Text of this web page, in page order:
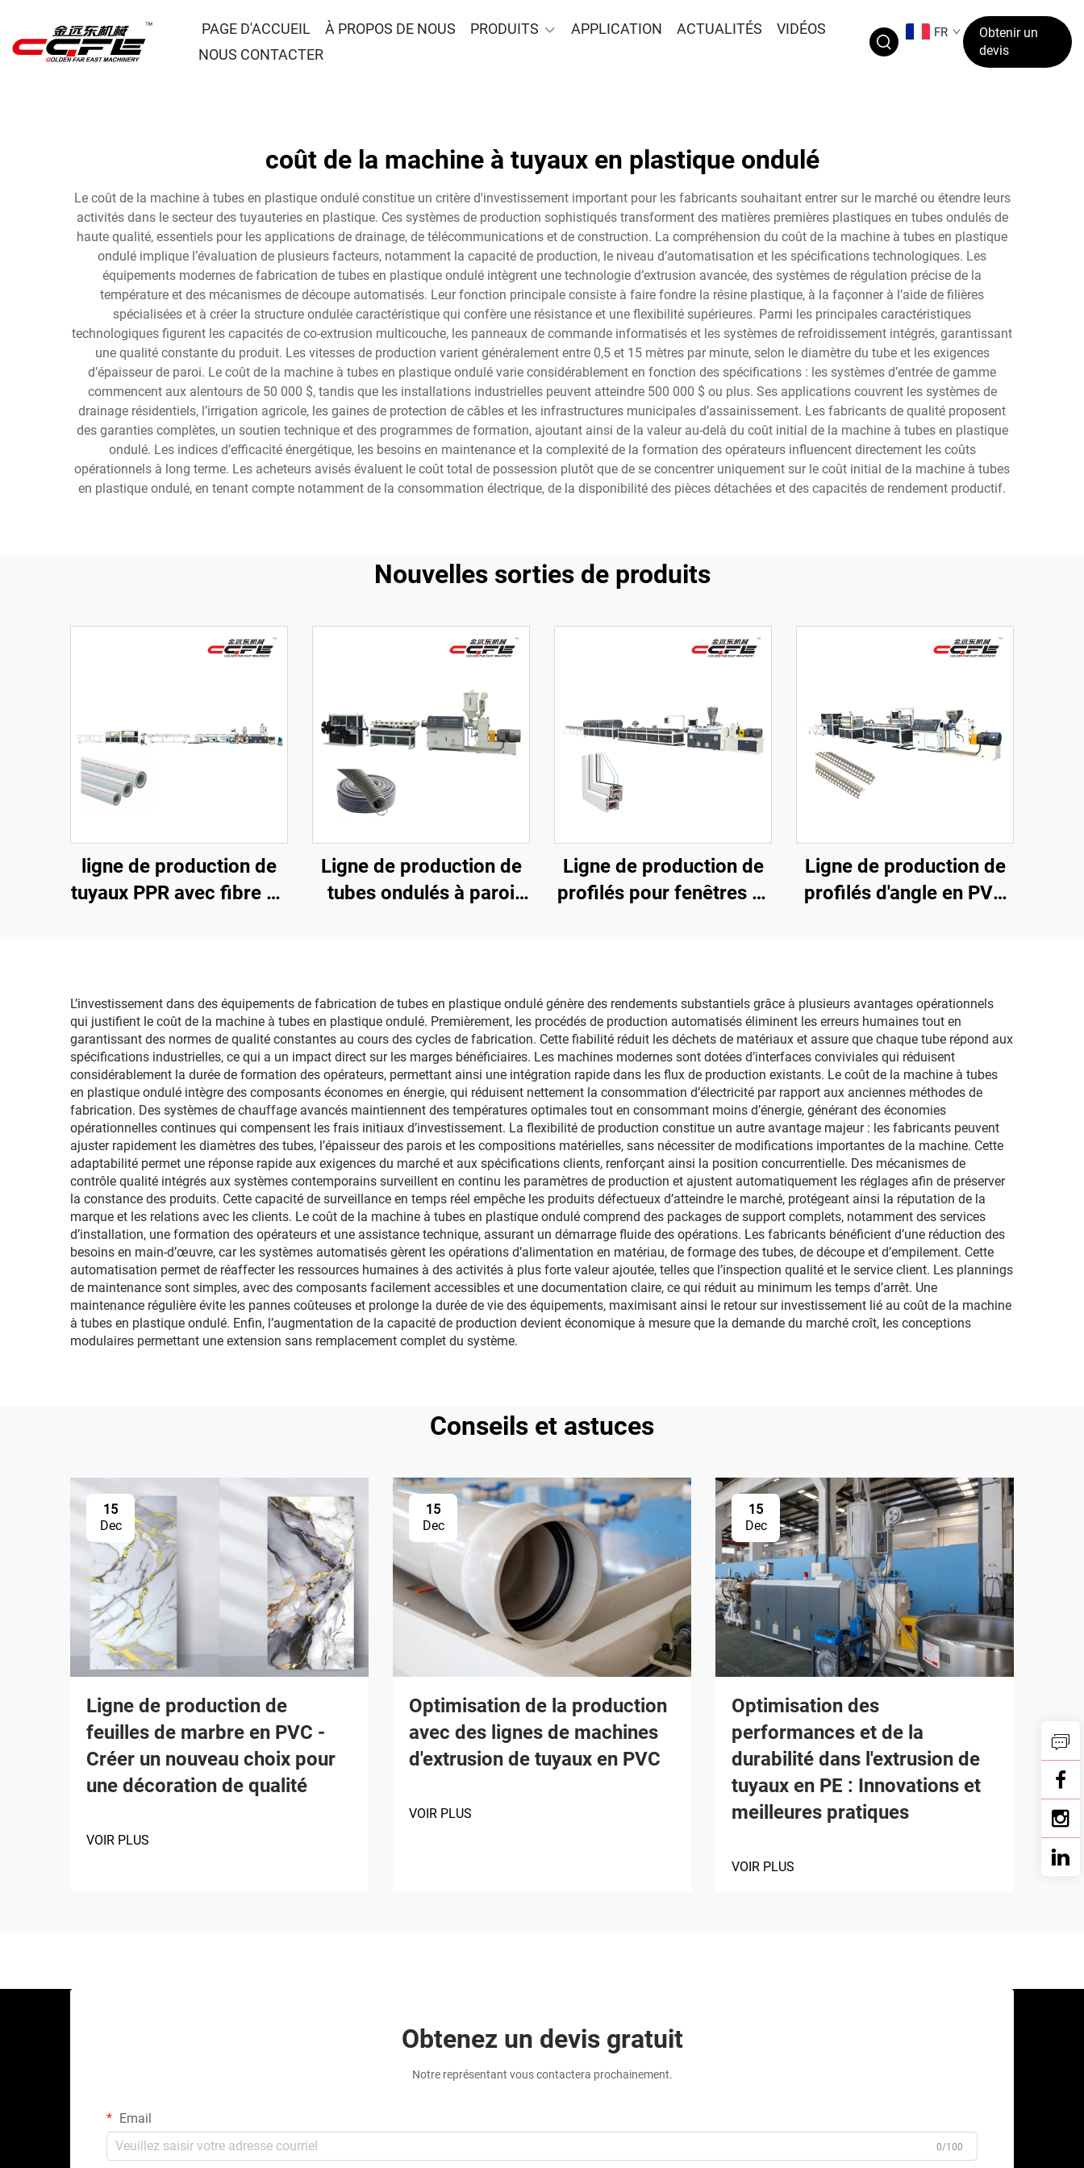
PAGE D'ACCUEIL À PROPOS DE NOUS PRODUITS APPLICATION ACTUALITÉS
VIDÉOS
NOUS CONTACTER
FR
Obtenir un
devis
coût de la machine à tuyaux en plastique ondulé
Le coût de la machine à tubes en plastique ondulé constitue un critère d'investissement important pour les fabricants souhaitant entrer sur le marché ou étendre leurs
activités dans le secteur des tuyauteries en plastique. Ces systèmes de production sophistiqués transforment des matières premières plastiques en tubes ondulés de
haute qualité, essentiels pour les applications de drainage, de télécommunications et de construction. La compréhension du coût de la machine à tubes en plastique
ondulé implique l’évaluation de plusieurs facteurs, notamment la capacité de production, le niveau d’automatisation et les spécifications technologiques. Les
équipements modernes de fabrication de tubes en plastique ondulé intègrent une technologie d’extrusion avancée, des systèmes de régulation précise de la
température et des mécanismes de découpe automatisés. Leur fonction principale consiste à faire fondre la résine plastique, à la façonner à l’aide de filières
spécialisées et à créer la structure ondulée caractéristique qui confère une résistance et une flexibilité supérieures. Parmi les principales caractéristiques
technologiques figurent les capacités de co-extrusion multicouche, les panneaux de commande informatisés et les systèmes de refroidissement intégrés, garantissant
une qualité constante du produit. Les vitesses de production varient généralement entre 0,5 et 15 mètres par minute, selon le diamètre du tube et les exigences
d’épaisseur de paroi. Le coût de la machine à tubes en plastique ondulé varie considérablement en fonction des spécifications : les systèmes d’entrée de gamme
commencent aux alentours de 50 000 $, tandis que les installations industrielles peuvent atteindre 500 000 $ ou plus. Ses applications couvrent les systèmes de
drainage résidentiels, l’irrigation agricole, les gaines de protection de câbles et les infrastructures municipales d’assainissement. Les fabricants de qualité proposent
des garanties complètes, un soutien technique et des programmes de formation, ajoutant ainsi de la valeur au-delà du coût initial de la machine à tubes en plastique
ondulé. Les indices d’efficacité énergétique, les besoins en maintenance et la complexité de la formation des opérateurs influencent directement les coûts
opérationnels à long terme. Les acheteurs avisés évaluent le coût total de possession plutôt que de se concentrer uniquement sur le coût initial de la machine à tubes
en plastique ondulé, en tenant compte notamment de la consommation électrique, de la disponibilité des pièces détachées et des capacités de rendement productif.
Nouvelles sorties de produits
ligne de production de
tuyaux PPR avec fibre de
Ligne de production de
tubes ondulés à paroi
Ligne de production de
profilés pour fenêtres et
Ligne de production de
profilés d'angle en PVC
L’investissement dans des équipements de fabrication de tubes en plastique ondulé génère des rendements substantiels grâce à plusieurs avantages opérationnels
qui justifient le coût de la machine à tubes en plastique ondulé. Premièrement, les procédés de production automatisés éliminent les erreurs humaines tout en
garantissant des normes de qualité constantes au cours des cycles de fabrication. Cette fiabilité réduit les déchets de matériaux et assure que chaque tube répond aux
spécifications industrielles, ce qui a un impact direct sur les marges bénéficiaires. Les machines modernes sont dotées d’interfaces conviviales qui réduisent
considérablement la durée de formation des opérateurs, permettant ainsi une intégration rapide dans les flux de production existants. Le coût de la machine à tubes
en plastique ondulé intègre des composants économes en énergie, qui réduisent nettement la consommation d’électricité par rapport aux anciennes méthodes de
fabrication. Des systèmes de chauffage avancés maintiennent des températures optimales tout en consommant moins d’énergie, générant des économies
opérationnelles continues qui compensent les frais initiaux d’investissement. La flexibilité de production constitue un autre avantage majeur : les fabricants peuvent
ajuster rapidement les diamètres des tubes, l’épaisseur des parois et les compositions matérielles, sans nécessiter de modifications importantes de la machine. Cette
adaptabilité permet une réponse rapide aux exigences du marché et aux spécifications clients, renforçant ainsi la position concurrentielle. Des mécanismes de
contrôle qualité intégrés aux systèmes contemporains surveillent en continu les paramètres de production et ajustent automatiquement les réglages afin de préserver
la constance des produits. Cette capacité de surveillance en temps réel empêche les produits défectueux d’atteindre le marché, protégeant ainsi la réputation de la
marque et les relations avec les clients. Le coût de la machine à tubes en plastique ondulé comprend des packages de support complets, notamment des services
d’installation, une formation des opérateurs et une assistance technique, assurant un démarrage fluide des opérations. Les fabricants bénéficient d’une réduction des
besoins en main-d’œuvre, car les systèmes automatisés gèrent les opérations d’alimentation en matériau, de formage des tubes, de découpe et d’empilement. Cette
automatisation permet de réaffecter les ressources humaines à des activités à plus forte valeur ajoutée, telles que l’inspection qualité et le service client. Les plannings
de maintenance sont simples, avec des composants facilement accessibles et une documentation claire, ce qui réduit au minimum les temps d’arrêt. Une
maintenance régulière évite les pannes coûteuses et prolonge la durée de vie des équipements, maximisant ainsi le retour sur investissement lié au coût de la machine
à tubes en plastique ondulé. Enfin, l’augmentation de la capacité de production devient économique à mesure que la demande du marché croît, les conceptions
modulaires permettant une extension sans remplacement complet du système.
Conseils et astuces
15
Dec
Ligne de production de
feuilles de marbre en PVC -
Créer un nouveau choix pour
une décoration de qualité
VOIR PLUS
15
Dec
Optimisation de la production
avec des lignes de machines
d'extrusion de tuyaux en PVC
VOIR PLUS
15
Dec
Optimisation des
performances et de la
durabilité dans l'extrusion de
tuyaux en PE : Innovations et
meilleures pratiques
VOIR PLUS
Obtenez un devis gratuit
Notre représentant vous contactera prochainement.
Email
0/100